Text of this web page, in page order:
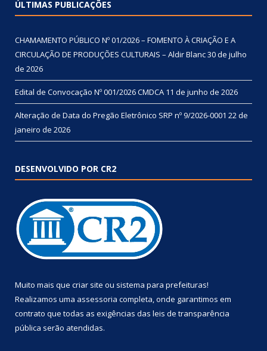
ÚLTIMAS PUBLICAÇÕES
CHAMAMENTO PÚBLICO Nº 01/2026 – FOMENTO À CRIAÇÃO E A
CIRCULAÇÃO DE PRODUÇÕES CULTURAIS – Aldir Blanc30 de julho
de 2026
Edital de Convocação Nº 001/2026 CMDCA 11 de junho de 2026
Alteração de Data do Pregão Eletrônico SRP nº 9/2026-0001 22 de
janeiro de 2026
DESENVOLVIDO POR CR2
Muito mais que criar site ou sistema para prefeituras!
Realizamos uma assessoria completa, onde garantimos em
contrato que todas as exigências das leis de transparência
pública serão atendidas.